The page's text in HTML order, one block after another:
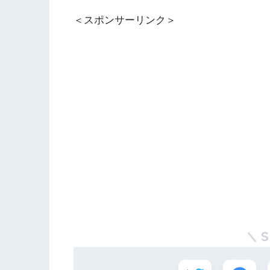
＜スポンサーリンク＞